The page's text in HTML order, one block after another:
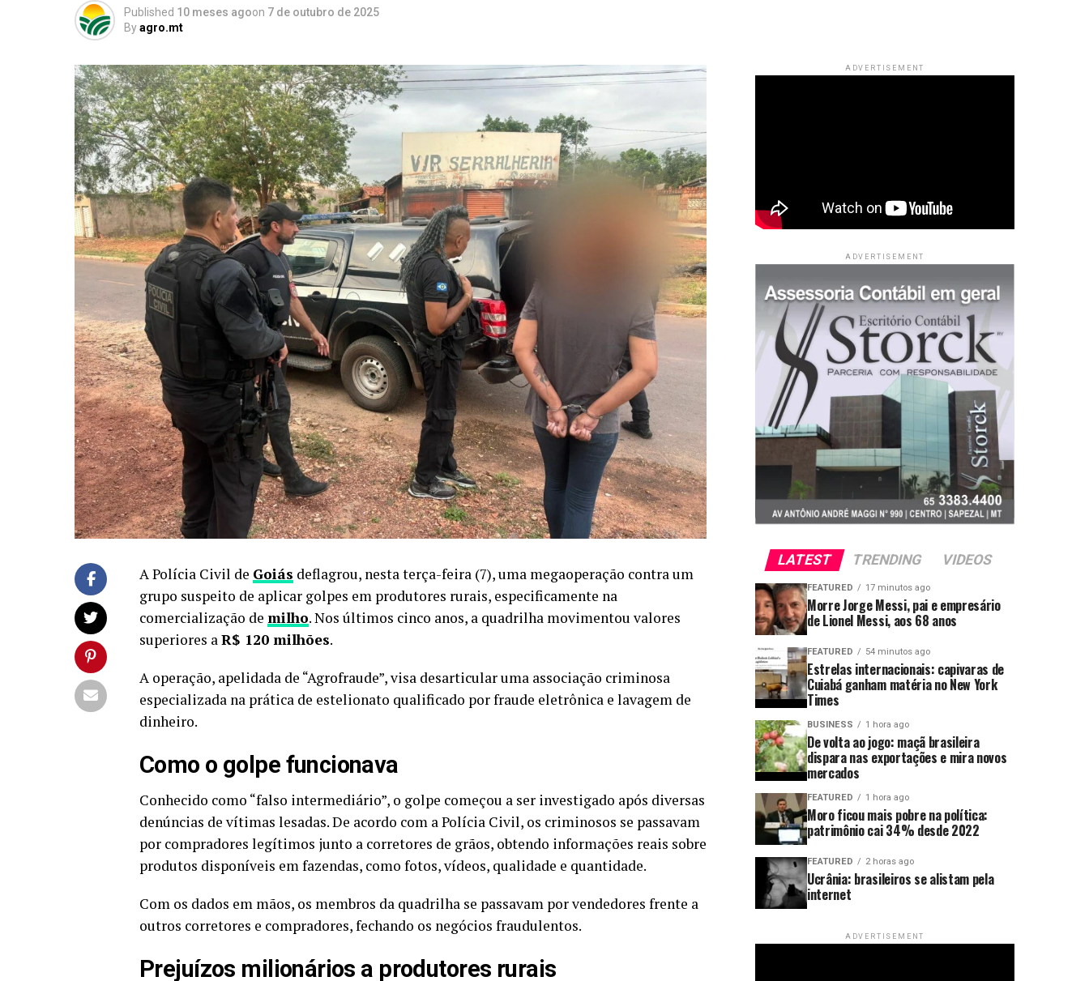
Published 10 meses agoon 7 de outubro de 2025
Byagro.mt
A Polícia Civil de Goiás deflagrou, nesta terça-feira (7), uma megaoperação contra um
grupo suspeito de aplicar golpes em produtores rurais, especificamente na
comercialização de milho. Nos últimos cinco anos, a quadrilha movimentou valores
superiores aR$ 120 milhões.
A operação, apelidada de “Agrofraude”, visa desarticular uma associação criminosa
especializada na prática de estelionato qualificado por fraude eletrônica e lavagem de
dinheiro.
Como o golpe funcionava
Conhecido como “falso intermediário”, o golpe começou a ser investigado após diversas
denúncias de vítimas lesadas. De acordo com a Polícia Civil, os criminosos se passavam
por compradores legítimos junto a corretores de grãos, obtendo informações reais sobre
produtos disponíveis em fazendas, como fotos, vídeos, qualidade e quantidade.
Com os dados em mãos, os membros da quadrilha se passavam por vendedores frente a
outros corretores e compradores, fechando os negócios fraudulentos.
Prejuízos milionários a produtores rurais
ADVERTISEMENT
ADVERTISEMENT
LATEST TRENDING VIDEOS
FEATURED 17 minutos ago
Morre Jorge Messi, pai e empresário
de Lionel Messi, aos 68 anos
FEATURED 54 minutos ago
Estrelas internacionais: capivaras de
Cuiabá ganham matéria no New York
Times
BUSINESS 1 hora ago
De volta ao jogo: maçã brasileira
dispara nas exportações e mira novos
mercados
FEATURED 1 hora ago
Moro ficou mais pobre na política:
patrimônio cai 34% desde 2022
FEATURED 2 horas ago
Ucrânia: brasileiros se alistam pela
internet
ADVERTISEMENT